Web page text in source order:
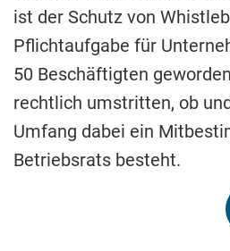
ist der Schutz von
Pflichtaufgabe für
50 Beschäftigten
rechtlich umstritten, ob
Umfang dabei ein
Betriebsrats besteht.